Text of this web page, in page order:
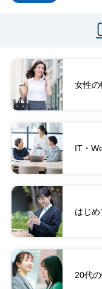
女性の
IT・
はじ
20代